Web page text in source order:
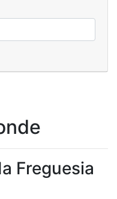
Freguesia